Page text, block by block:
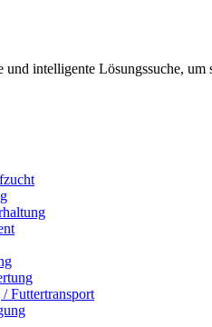
und intelligente Lösungssuche,
Futtertransport